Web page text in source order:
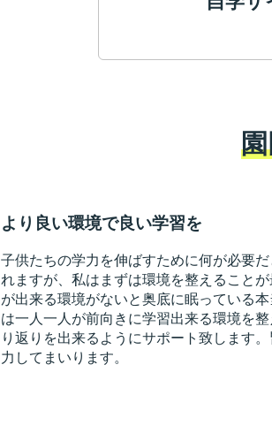
より良い環境で良い学習を
子供たちの学力を伸ばすために何が必要
れますが、私はまずは環境を整えること
が出来る環境がないと奥底に眠っている
は一人一人が前向きに学習出来る環境を
り返りを出来るようにサポート致します
力してまいります。